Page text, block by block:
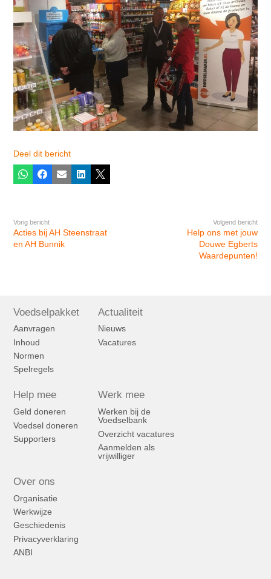
Deel dit bericht
WhatsappFacebook
E-mailLinkedIn
X
Vorig bericht
Acties bij AH Steenstraat
en AH Bunnik
Volgend bericht
Help ons met jouw
Douwe Egberts
Waardepunten!
Voedselpakket
Aanvragen
Inhoud
Normen
Spelregels
Actualiteit
Nieuws
Vacatures
Help mee
Geld doneren
Voedsel doneren
Supporters
Werk mee
Werken bij de
Voedselbank
Overzicht vacatures
Aanmelden als
vrijwilliger
Over ons
Organisatie
Werkwijze
Geschiedenis
Privacyverklaring
ANBI